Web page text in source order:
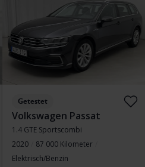
Getestet
Volkswagen Passat
1.4 GTE Sportscombi
2020
87 000 Kilometer
Elektrisch/Benzin